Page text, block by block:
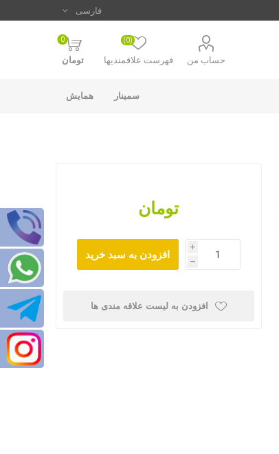
حساب من فهرست علاقمندیها
(0)
0
تومان
سمینار همایش
تومان
i
h
افزودن به لیست علاقه مندی ها